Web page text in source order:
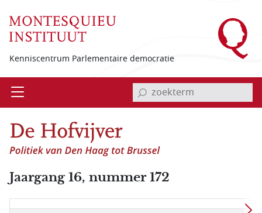
Kenniscentrum Parlementaire democratie
Open invoerveld zoekterm
Jaargang 16, nummer 172